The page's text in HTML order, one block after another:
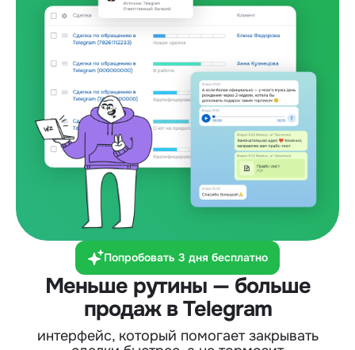
Попробовать 3 дня бесплатно
Меньше рутины — больше
продаж в Telegram
интерфейс, который помогает закрывать